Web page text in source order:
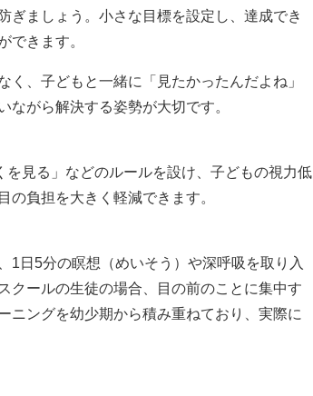
ぎましょう。小さな目標を設定し、達成でき
できます。
、子どもと一緒に「見たかったんだよね」
がら解決する姿勢が大切です。
見る」などのルールを設け、子どもの視力低
負担を大きく軽減できます。
1日5分の瞑想（めいそう）や深呼吸を取り入
クールの生徒の場合、目の前のことに集中す
ニングを幼少期から積み重ねており、実際に